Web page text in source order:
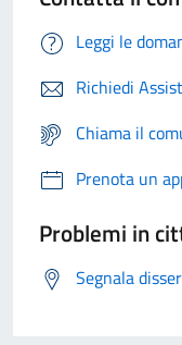
Leggi le
Richiedi
Chiama il
Prenota un
Problemi in
Segnala